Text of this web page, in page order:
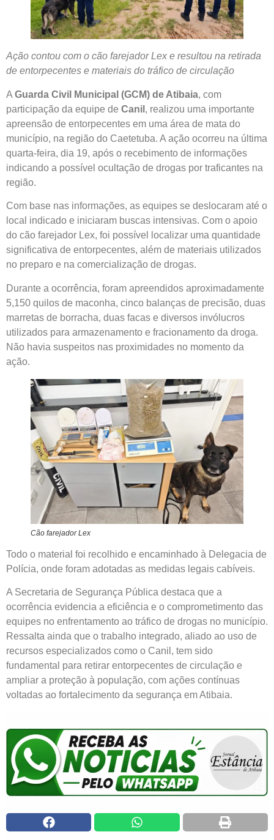
Ação contou com o cão farejador Lex e resultou na retirada
de entorpecentes e materiais do tráfico de circulação
A Guarda Civil Municipal (GCM) de Atibaia, com
participação da equipe de Canil , realizou uma importante
apreensão de entorpecentes em uma área de mata do
município, na região do Caetetuba. A ação ocorreu na última
quarta-feira, dia 19, após o recebimento de informações
indicando a possível ocultação de drogas por traficantes na
região.
Com base nas informações, as equipes se deslocaram até o
local indicado e iniciaram buscas intensivas. Com o apoio
do cão farejador Lex, foi possível localizar uma quantidade
significativa de entorpecentes, além de materiais utilizados
no preparo e na comercialização de drogas.
Durante a ocorrência, foram apreendidos aproximadamente
5,150 quilos de maconha, cinco balanças de precisão, duas
marretas de borracha, duas facas e diversos invólucros
utilizados para armazenamento e fracionamento da droga.
Não havia suspeitos nas proximidades no momento da
ação.
Cão farejador Lex
Todo o material foi recolhido e encaminhado à Delegacia de
Polícia, onde foram adotadas as medidas legais cabíveis.
A Secretaria de Segurança Pública destaca que a
ocorrência evidencia a eficiência e o comprometimento das
equipes no enfrentamento ao tráfico de drogas no município.
Ressalta ainda que o trabalho integrado, aliado ao uso de
recursos especializados como o Canil, tem sido
fundamental para retirar entorpecentes de circulação e
ampliar a proteção à população, com ações contínuas
voltadas ao fortalecimento da segurança em Atibaia.